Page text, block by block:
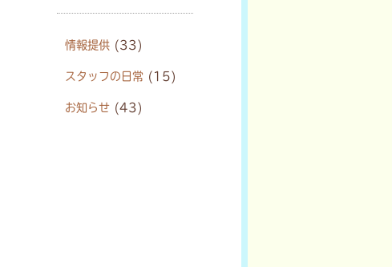
情報提供 (33)
スタッフの日常 (15)
お知らせ (43)